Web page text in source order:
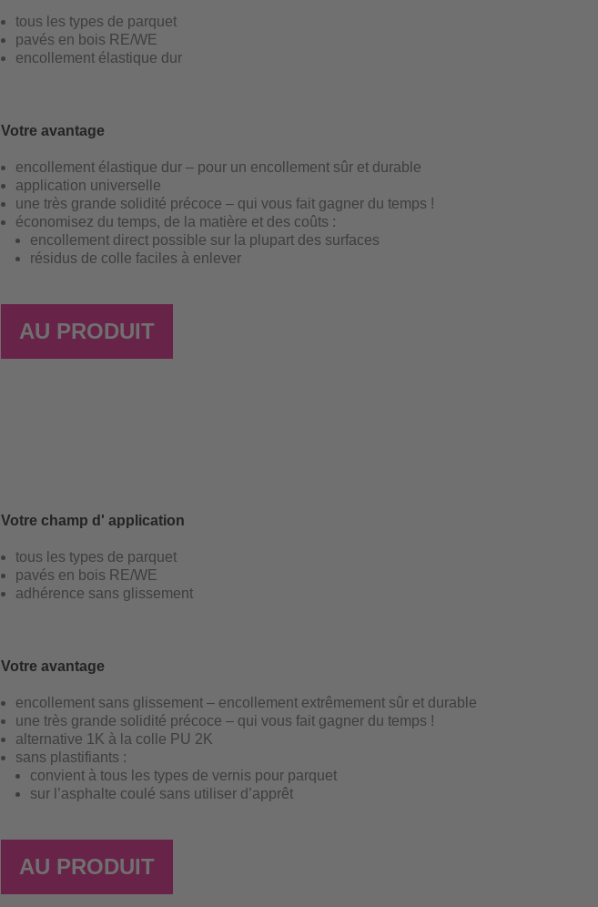
tous les types de parquet
pavés en bois RE/WE
encollement élastique dur
Votre avantage
encollement élastique dur – pour un encollement sûr et durable
application universelle
une très grande solidité précoce – qui vous fait gagner du temps !
économisez du temps, de la matière et des coûts :
encollement direct possible sur la plupart des surfaces
résidus de colle faciles à enlever
AU PRODUIT
Votre champ d' application
tous les types de parquet
pavés en bois RE/WE
adhérence sans glissement
Votre avantage
encollement sans glissement – encollement extrêmement sûr et durable
une très grande solidité précoce – qui vous fait gagner du temps !
alternative 1K à la colle PU 2K
sans plastifiants :
convient à tous les types de vernis pour parquet
sur l’asphalte coulé sans utiliser d’apprêt
AU PRODUIT